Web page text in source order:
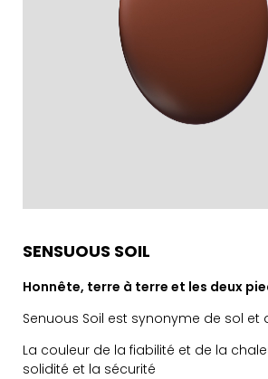
SENSUOUS SOIL
Honnête, terre à terre et les deux
Senuous Soil est synonyme de sol et
La couleur de la fiabilité et de la
solidité et la sécurité